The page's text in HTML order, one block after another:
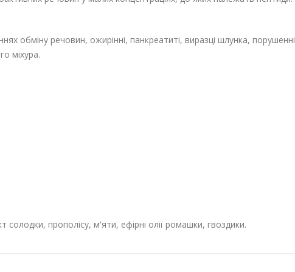
обміну речовин, ожирінні, панкреатиті, виразці шлунка, порушенні
міхура.
прополісу, м'яти, ефірні олії ромашки, гвоздики.